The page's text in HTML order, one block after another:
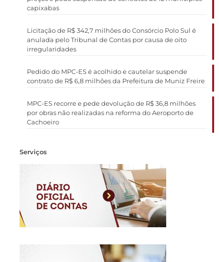
capixabas
Licitação de R$ 342,7 milhões do Consórcio Polo Sul é
anulada pelo Tribunal de Contas por causa de oito
irregularidades
Pedido do MPC-ES é acolhido e cautelar suspende
contrato de R$ 6,8 milhões da Prefeitura de Muniz Freire
MPC-ES recorre e pede devolução de R$ 36,8 milhões
por obras não realizadas na reforma do Aeroporto de
Cachoeiro
Serviços